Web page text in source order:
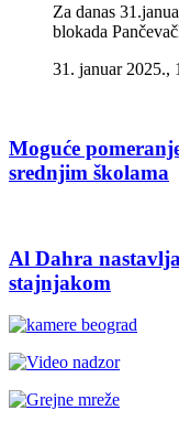
Za danas
blokada
31. januar 2025.,
Moguće
srednjim školama
Al Dahra
stajnjakom